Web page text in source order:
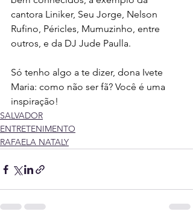
cantora Liniker, Seu Jorge, Nelson
Rufino, Péricles, Mumuzinho, entre
outros, e da DJ Jude Paulla.
Só tenho algo a te dizer, dona Ivete
Maria: como não ser fã? Você é uma
inspiração!
SALVADOR
ENTRETENIMENTO
RAFAELA NATALY